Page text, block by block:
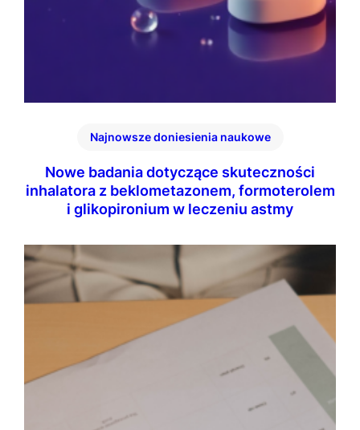
Najnowsze doniesienia naukowe
Nowe badania dotyczące skuteczności
inhalatora z beklometazonem, formoterolem
i glikopironium w leczeniu astmy